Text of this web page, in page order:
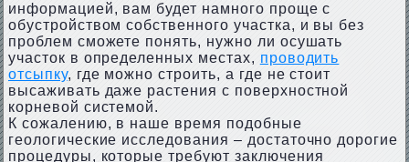
информацией, вам будет намного проще с
обустройством собственного участка, и вы без
проблем сможете понять, нужно ли осушать
участок в определенных местах, проводить
отсыпку, где можно строить, а где не стоит
высаживать даже растения с поверхностной
корневой системой.
К сожалению, в наше время подобные
геологические исследования – достаточно дорогие
процедуры, которые требуют заключения